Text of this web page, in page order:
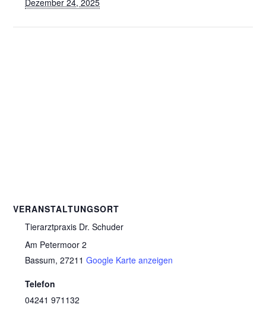
Dezember 24, 2025
VERANSTALTUNGSORT
Tierarztpraxis Dr. Schuder
Am Petermoor 2
Bassum, 27211 Google Karte anzeigen
Telefon
04241 971132